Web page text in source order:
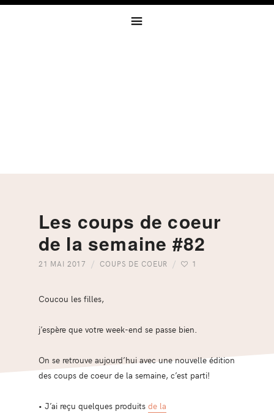
Les coups de coeur
de la semaine #82
21 MAI 2017 COUPS DE COEUR 1
Coucou les filles,
j’espère que votre week-end se passe bien.
On se retrouve aujourd’hui avec une nouvelle édition
des coups de coeur de la semaine, c’est parti!
• J’ai reçu quelques produits de la